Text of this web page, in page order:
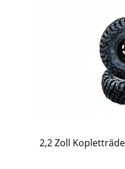
2,2 Zoll